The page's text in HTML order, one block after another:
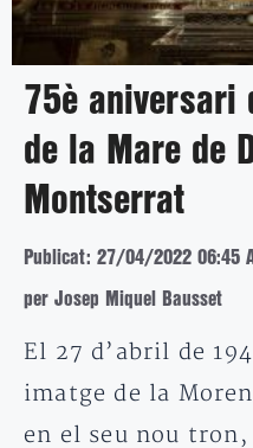
75è aniversari
de la Mare de
Montserrat
Publicat: 27/04/2022 06:45
per Josep Miquel Bausset
El 27 d’abril de
imatge de la
en el seu nou